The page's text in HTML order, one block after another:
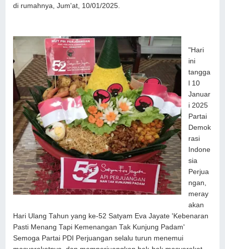
di rumahnya, Jum'at, 10/01/2025.
"Hari
ini
tangga
l 10
Januar
i 2025
Partai
Demok
rasi
Indone
sia
Perjua
ngan,
meray
akan
Hari Ulang Tahun yang ke-52 Satyam Eva Jayate 'Kebenaran
Pasti Menang Tapi Kemenangan Tak Kunjung Padam'
Semoga Partai PDI Perjuangan selalu turun menemui